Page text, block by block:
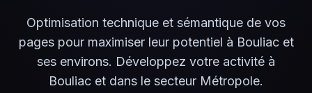
Optimisation technique et sémantique de vos
pages pour maximiser leur potentiel à Bouliac et
ses environs. Développez votre activité à
Bouliac et dans le secteur Métropole.